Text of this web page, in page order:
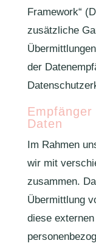
Framework“
zusätzliche
der
Daten
Im Rahmen
wir mit
zusammen.
Übermittlung
diese